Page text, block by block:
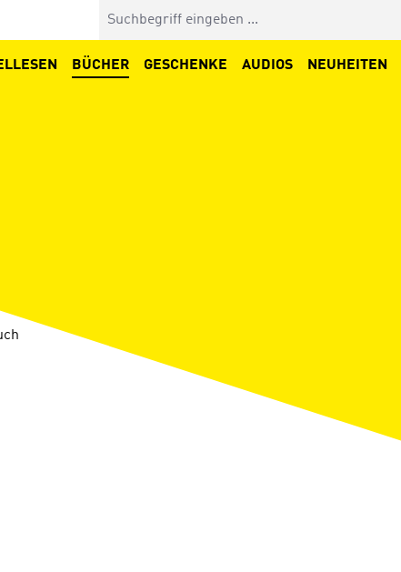
BÜCHER GESCHENKE AUDIOS NEUHEITEN
überspringen